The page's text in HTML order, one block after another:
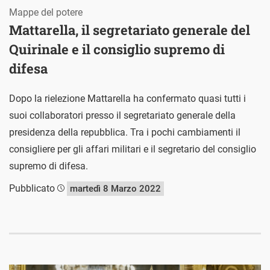
Mattarella, il segretariato generale del
Quirinale e il consiglio supremo di
difesa
Mappe del potere
Dopo la rielezione Mattarella ha confermato quasi tutti i
suoi collaboratori presso il segretariato generale della
presidenza della repubblica. Tra i pochi cambiamenti il
consigliere per gli affari militari e il segretario del consiglio
supremo di difesa.
Pubblicato
martedì 8 Marzo 2022